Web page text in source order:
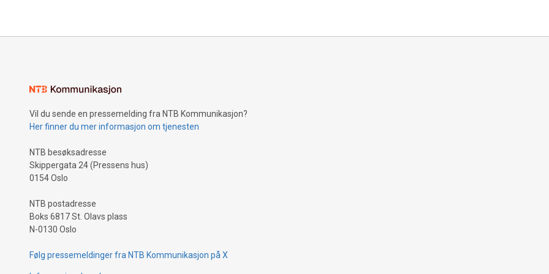
Vil du sende en pressemelding fra NTB Kommunikasjon?
Her finner du mer informasjon om tjenesten
NTB besøksadresse
Skippergata 24 (Pressens hus)
0154 Oslo
NTB postadresse
Boks 6817 St. Olavs plass
N-0130 Oslo
Følg pressemeldinger fra NTB Kommunikasjon på X